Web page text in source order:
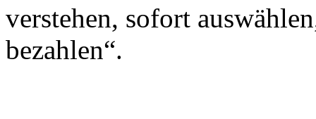
verstehen, sofort
bezahlen“.